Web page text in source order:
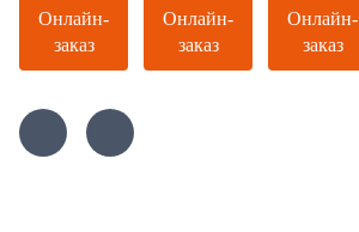
Онлайн-
заказ
Онлайн-
заказ
Онлайн-
заказ